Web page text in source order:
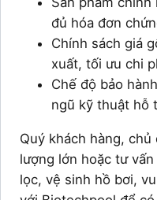
đủ hóa đơn
Chính sách giá
xuất, tối ưu chi
Chế độ bảo
ngũ kỹ thuật hỗ
Quý khách hàng, chủ
lượng lớn hoặc tư
lọc, vệ sinh hồ bơi,